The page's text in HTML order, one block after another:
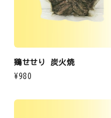
鶏せせり 炭火焼
¥980